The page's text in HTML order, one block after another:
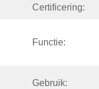
Certificering:
Functie:
Gebruik: